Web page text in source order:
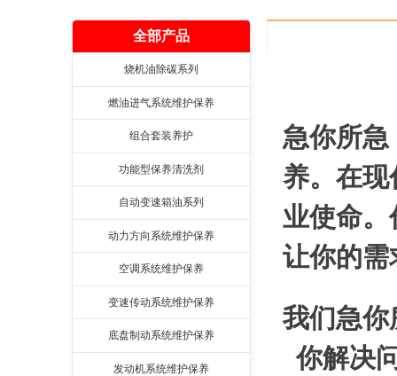
急你所
养。在现
业使命。
让你的需
我们急你
你解决
全部产品
烧机油除碳系列
燃油进气系统维护保养
组合套装养护
功能型保养清洗剂
自动变速箱油系列
动力方向系统维护保养
空调系统维护保养
变速传动系统维护保养
底盘制动系统维护保养
发动机系统维护保养